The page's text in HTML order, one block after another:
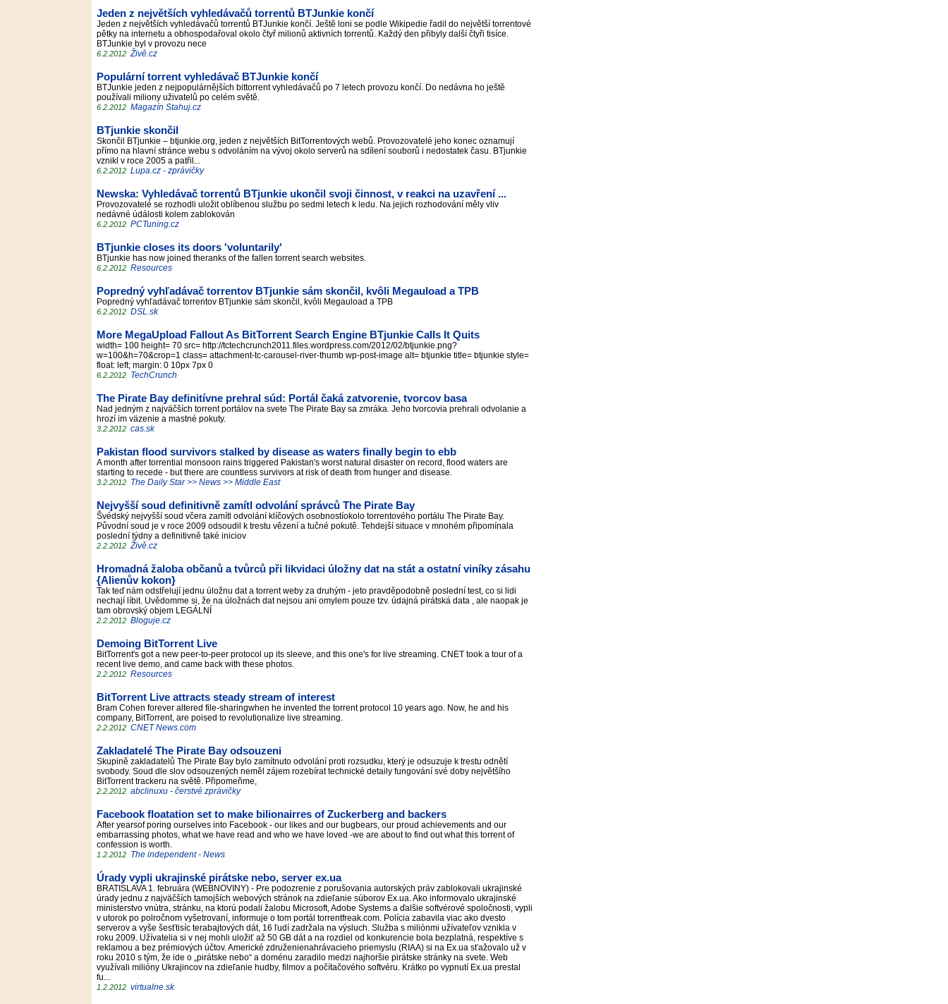
Jeden z největších vyhledávačů torrentů BTJunkie končí
Jeden z největších vyhledávačů torrentů BTJunkie končí. Ještě loni se podle Wikipedie řadil do největší torrentové
pětky na internetu a obhospodařoval okolo čtyř milionů aktivních torrentů. Každý den přibyly další čtyři tisíce.
BTJunkie byl v provozu nece
6.2.2012 Živě.cz
Populární torrent vyhledávač BTJunkie končí
BTJunkie jeden z nejpopulárnějších bittorrent vyhledávačů po 7 letech provozu končí. Do nedávna ho ještě
používali miliony uživatelů po celém světě.
6.2.2012 Magazín Stahuj.cz
BTjunkie skončil
Skončil BTjunkie – btjunkie.org, jeden z největších BitTorrentových webů. Provozovatelé jeho konec oznamují
přímo na hlavní stránce webu s odvoláním na vývoj okolo serverů na sdílení souborů i nedostatek času. BTjunkie
vznikl v roce 2005 a patřil...
6.2.2012 Lupa.cz - zprávičky
Newska: Vyhledávač torrentů BTjunkie ukončil svoji činnost, v reakci na uzavření ...
Provozovatelé se rozhodli uložit oblíbenou službu po sedmi letech k ledu. Na jejich rozhodování měly vliv
nedávné údálosti kolem zablokován
6.2.2012 PCTuning.cz
BTjunkie closes its doors 'voluntarily'
BTjunkie has now joined theranks of the fallen torrent search websites.
6.2.2012 Resources
Popredný vyhľadávač torrentov BTjunkie sám skončil, kvôli Megauload a TPB
Popredný vyhľadávač torrentov BTjunkie sám skončil, kvôli Megauload a TPB
6.2.2012 DSL.sk
More MegaUpload Fallout As BitTorrent Search Engine BTjunkie Calls It Quits
width= 100 height= 70 src= http://tctechcrunch2011.files.wordpress.com/2012/02/btjunkie.png?
w=100&h=70&crop=1 class= attachment-tc-carousel-river-thumb wp-post-image alt= btjunkie title= btjunkie style=
float: left; margin: 0 10px 7px 0
6.2.2012 TechCrunch
The Pirate Bay definitívne prehral súd: Portál čaká zatvorenie, tvorcov basa
Nad jedným z najväčších torrent portálov na svete The Pirate Bay sa zmráka. Jeho tvorcovia prehrali odvolanie a
hrozí im väzenie a mastné pokuty.
3.2.2012 cas.sk
Pakistan flood survivors stalked by disease as waters finally begin to ebb
A month after torrential monsoon rains triggered Pakistan's worst natural disaster on record, flood waters are
starting to recede - but there are countless survivors at risk of death from hunger and disease.
3.2.2012 The Daily Star >> News >> Middle East
Nejvyšší soud definitivně zamítl odvolání správců The Pirate Bay
Švédský nejvyšší soud včera zamítl odvolání klíčových osobnostíokolo torrentového portálu The Pirate Bay.
Původní soud je v roce 2009 odsoudil k trestu vězení a tučné pokutě. Tehdejší situace v mnohém připomínala
poslední týdny a definitivně také iniciov
2.2.2012 Živě.cz
Hromadná žaloba občanů a tvůrců při likvidaci úložny dat na stát a ostatní viníky zásahu
{Alienův kokon}
Tak teď nám odstřelují jednu úložnu dat a torrent weby za druhým - jeto pravděpodobně poslední test, co si lidi
nechají líbit. Uvědomme si, že na úložnách dat nejsou ani omylem pouze tzv. údajná pirátská data , ale naopak je
tam obrovský objem LEGÁLNÍ
2.2.2012 Bloguje.cz
Demoing BitTorrent Live
BitTorrent's got a new peer-to-peer protocol up its sleeve, and this one's for live streaming. CNET took a tour of a
recent live demo, and came back with these photos.
2.2.2012 Resources
BitTorrent Live attracts steady stream of interest
Bram Cohen forever altered file-sharingwhen he invented the torrent protocol 10 years ago. Now, he and his
company, BitTorrent, are poised to revolutionalize live streaming.
2.2.2012 CNET News.com
Zakladatelé The Pirate Bay odsouzeni
Skupině zakladatelů The Pirate Bay bylo zamítnuto odvolání proti rozsudku, který je odsuzuje k trestu odnětí
svobody. Soud dle slov odsouzených neměl zájem rozebírat technické detaily fungování své doby největšího
BitTorrent trackeru na světě. Připomeňme,
2.2.2012 abclinuxu - čerstvé zprávičky
Facebook floatation set to make bilionairres of Zuckerberg and backers
After yearsof poring ourselves into Facebook - our likes and our bugbears, our proud achievements and our
embarrassing photos, what we have read and who we have loved -we are about to find out what this torrent of
confession is worth.
1.2.2012 The independent - News
Úrady vypli ukrajinské pirátske nebo, server ex.ua
BRATISLAVA 1. februára (WEBNOVINY) - Pre podozrenie z porušovania autorských práv zablokovali ukrajinské
úrady jednu z najväčších tamojších webových stránok na zdieľanie súborov Ex.ua. Ako informovalo ukrajinské
ministerstvo vnútra, stránku, na ktorú podali žalobu Microsoft, Adobe Systems a ďalšie softvérové spoločnosti, vypli
v utorok po polročnom vyšetrovaní, informuje o tom portál torrentfreak.com. Polícia zabavila viac ako dvesto
serverov a vyše šesťtisíc terabajtových dát, 16 ľudí zadržala na výsluch. Služba s miliónmi užívateľov vznikla v
roku 2009. Užívatelia si v nej mohli uložiť až 50 GB dát a na rozdiel od konkurencie bola bezplatná, respektíve s
reklamou a bez prémiových účtov. Americké združenienahrávacieho priemyslu (RIAA) si na Ex.ua sťažovalo už v
roku 2010 s tým, že ide o „pirátske nebo“ a doménu zaradilo medzi najhoršie pirátske stránky na svete. Web
využívali milióny Ukrajincov na zdieľanie hudby, filmov a počítačového softvéru. Krátko po vypnutí Ex.ua prestal
fu...
1.2.2012 virtualne.sk